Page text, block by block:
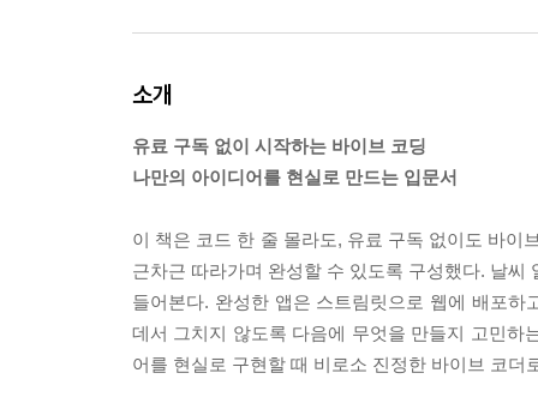
소개
유료 구독 없이 시작하는 바이브 코딩
나만의 아이디어를 현실로 만드는 입문서
이 책은 코드 한 줄 몰라도, 유료 구독 없이도 바이
근차근 따라가며 완성할 수 있도록 구성했다. 날
들어본다. 완성한 앱은 스트림릿으로 웹에 배포
데서 그치지 않도록 다음에 무엇을 만들지 고민하
어를 현실로 구현할 때 비로소 진정한 바이브 코